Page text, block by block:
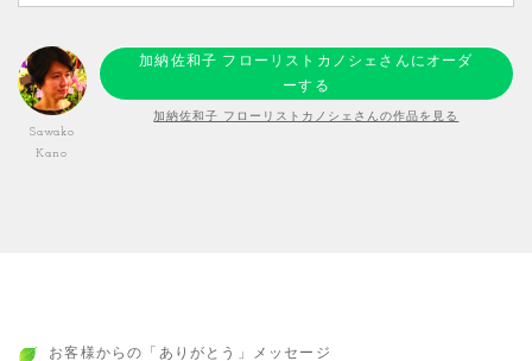
Sawako
Kano
加納佐和子 フローリストカノシェさんにオーダ
ーする
加納佐和子 フローリストカノシェさんの作品を見る
お客様からの「ありがとう」メッセージ